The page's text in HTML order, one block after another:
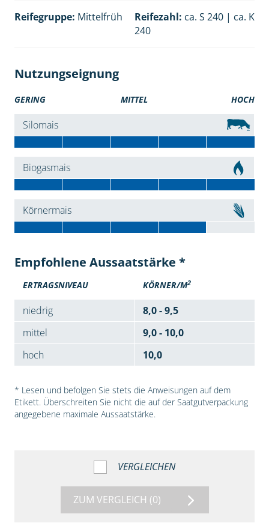
Reifegruppe: Mittelfrüh Reifezahl: ca. S 240 | ca. K
240
Nutzungseignung
GERING MITTEL HOCH
Silomais
Biogasmais
Körnermais
Empfohlene Aussaatstärke *
ERTRAGSNIVEAU KÖRNER/M2
niedrig
8,0 - 9,5
mittel
9,0 - 10,0
hoch
10,0
* Lesen und befolgen Sie stets die Anweisungen auf dem
Etikett. Überschreiten Sie nicht die auf der Saatgutverpackung
angegebene maximale Aussaatstärke.
VERGLEICHEN
ZUM VERGLEICH (0)